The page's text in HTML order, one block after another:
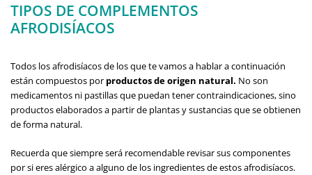
TIPOS DE COMPLEMENTOS
AFRODISÍACOS
Todos los afrodisíacos de los que te vamos a hablar a continuación
están compuestos por productos de origen natural. No son
medicamentos ni pastillas que puedan tener contraindicaciones, sino
productos elaborados a partir de plantas y sustancias que se obtienen
de forma natural.
Recuerda que siempre será recomendable revisar sus componentes
por si eres alérgico a alguno de los ingredientes de estos afrodisíacos.